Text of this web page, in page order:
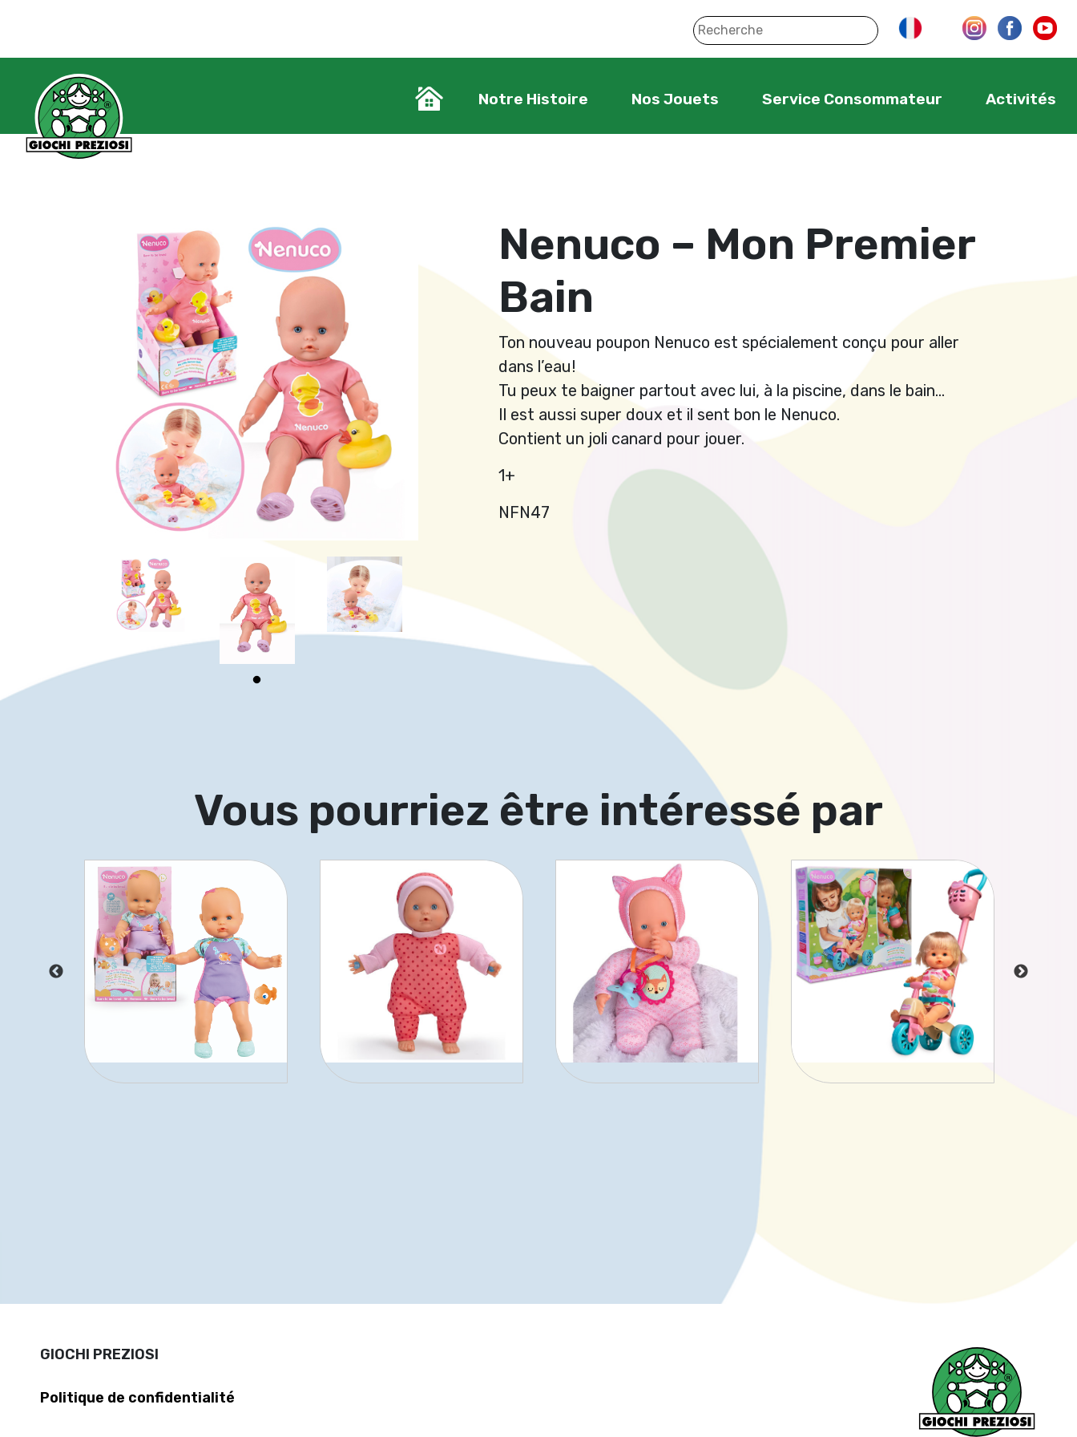
Notre Histoire Nos Jouets Service Consommateur Activités
Nenuco – Mon Premier
Bain
Ton nouveau poupon Nenuco est spécialement conçu pour aller
dans l’eau!
Tu peux te baigner partout avec lui, à la piscine, dans le bain…
Il est aussi super doux et il sent bon le Nenuco.
Contient un joli canard pour jouer.
1+
NFN47
Vous pourriez être intéressé par
GIOCHI PREZIOSI
Politique de confidentialité